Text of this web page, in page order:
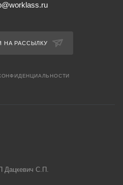
НА РАССЫЛКУ
Дацкевич С.П.